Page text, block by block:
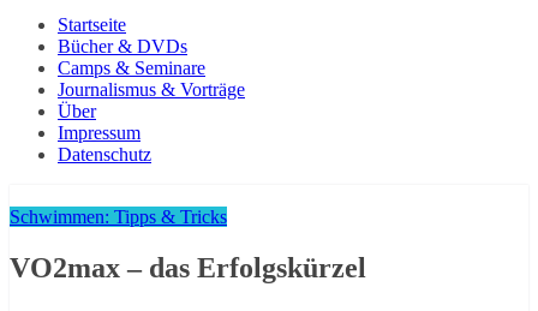
Startseite
Bücher & DVDs
Camps & Seminare
Journalismus & Vorträge
Über
Impressum
Datenschutz
Schwimmen: Tipps & Tricks
VO2max – das Erfolgskürzel